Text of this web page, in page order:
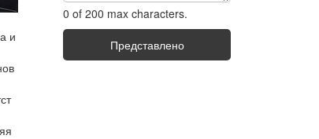
и
0 of 200 max characters.
Представлено